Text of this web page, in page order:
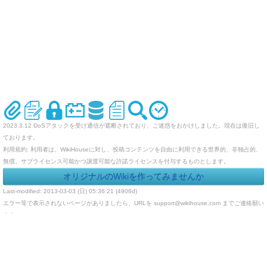
2023.3.12 DoSアタックを受け通信が遮断されており、ご迷惑をおかけしました。現在は復旧し
ております。
利用規約: 利用者は、WikiHouseに対し、投稿コンテンツを自由に利用できる世界的、非独占的、
無償、サブライセンス可能かつ譲渡可能な許諾ライセンスを付与するものとします。
オリジナルのWikiを作ってみませんか
Last-modified: 2013-03-03 (日) 05:36:21 (4908d)
エラー等で表示されないページがありましたら、URLを support@wikihouse.com までご連絡願い
ます。